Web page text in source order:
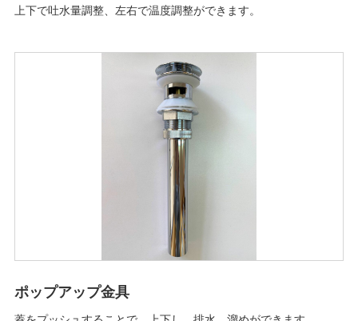
上下で吐水量調整、左右で温度調整ができます。
ポップアップ金具